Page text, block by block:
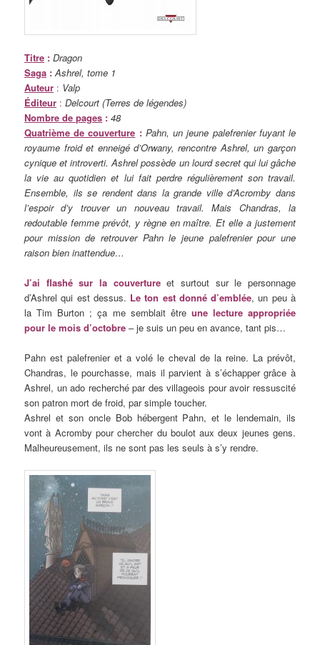
Titre : Dragon
Saga : Ashrel, tome 1
Auteur : Valp
Éditeur : Delcourt (Terres de légendes)
Nombre de pages : 48
Quatrième de couverture : Pahn, un jeune palefrenier fuyant le
royaume froid et enneigé d’Orwany, rencontre Ashrel, un garçon
cynique et introverti. Ashrel possède un lourd secret qui lui gâche
la vie au quotidien et lui fait perdre régulièrement son travail.
Ensemble, ils se rendent dans la grande ville d’Acromby dans
l’espoir d’y trouver un nouveau travail. Mais Chandras, la
redoutable femme prévôt, y règne en maître. Et elle a justement
pour mission de retrouver Pahn le jeune palefrenier pour une
raison bien inattendue…
J’ai flashé sur la couvertureet surtout sur le personnage
d’Ashrel qui est dessus. Le ton est donné d’emblée, un peu à
la Tim Burton ; ça me semblait être une lecture appropriée
pour le mois d’octobre – je suis un peu en avance, tant pis…
Pahn est palefrenier et a volé le cheval de la reine. La prévôt,
Chandras, le pourchasse, mais il parvient à s’échapper grâce à
Ashrel, un ado recherché par des villageois pour avoir ressuscité
son patron mort de froid, par simple toucher.
Ashrel et son oncle Bob hébergent Pahn, et le lendemain, ils
vont à Acromby pour chercher du boulot aux deux jeunes gens.
Malheureusement, ils ne sont pas les seuls à s’y rendre.